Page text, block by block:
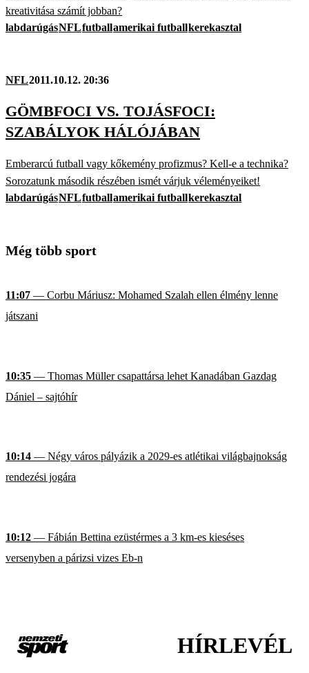
kreativitása számít jobban?
labdarúgásNFLfutballamerikai futballkerekasztal
NFL2011.10.12. 20:36
GÖMBFOCI VS. TOJÁSFOCI:
SZABÁLYOK HÁLÓJÁBAN
Emberarcú futball vagy kőkemény profizmus? Kell-e a technika?
Sorozatunk második részében ismét várjuk véleményeiket!
labdarúgásNFLfutballamerikai futballkerekasztal
Még több sport
11:07 — Corbu Máriusz: Mohamed Szalah ellen élmény lenne
játszani
10:35 — Thomas Müller csapattársa lehet Kanadában Gazdag
Dániel – sajtóhír
10:14 — Négy város pályázik a 2029-es atlétikai világbajnokság
rendezési jogára
10:12 — Fábián Bettina ezüstérmes a 3 km-es kieséses
versenyben a párizsi vizes Eb-n
HÍRLEVÉL